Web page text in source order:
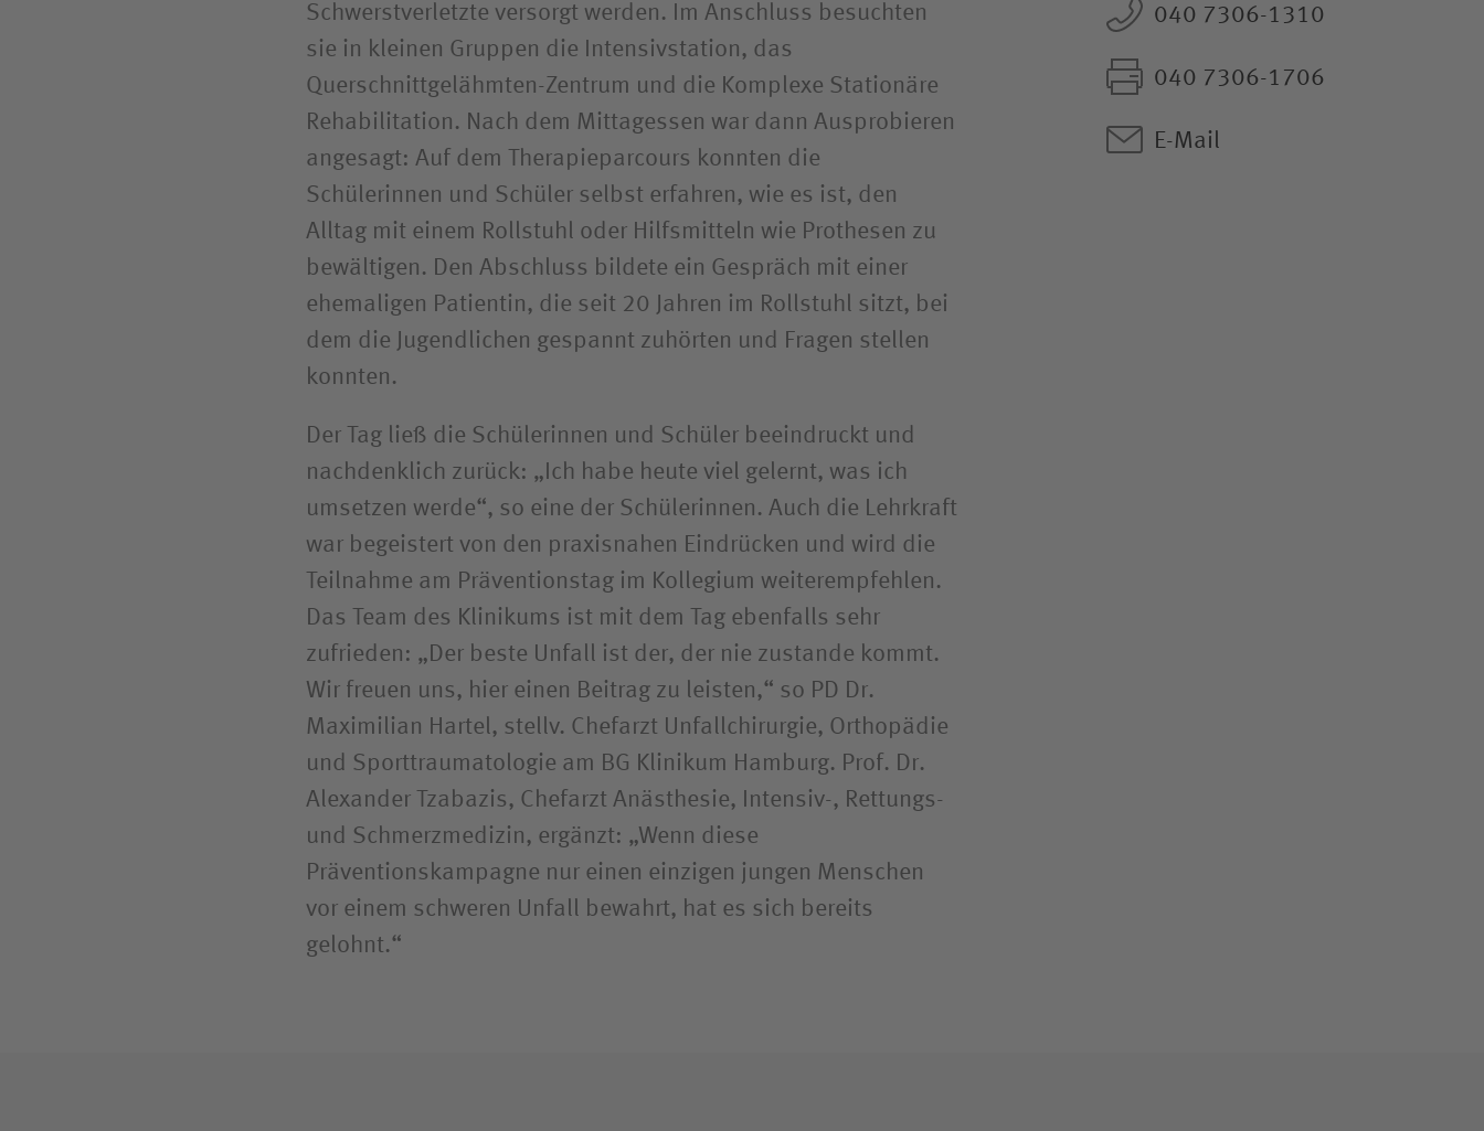
040 7306-1310
040 7306-1706
E-Mail
Schwerstverletzte versorgt werden. Im Anschluss besuchten
sie in kleinen Gruppen die Intensivstation, das
Querschnittgelähmten-Zentrum und die Komplexe Stationäre
Rehabilitation. Nach dem Mittagessen war dann Ausprobieren
angesagt: Auf dem Therapieparcours konnten die
Schülerinnen und Schüler selbst erfahren, wie es ist, den
Alltag mit einem Rollstuhl oder Hilfsmitteln wie Prothesen zu
bewältigen. Den Abschluss bildete ein Gespräch mit einer
ehemaligen Patientin, die seit 20 Jahren im Rollstuhl sitzt, bei
dem die Jugendlichen gespannt zuhörten und Fragen stellen
konnten.
Der Tag ließ die Schülerinnen und Schüler beeindruckt und
nachdenklich zurück: „Ich habe heute viel gelernt, was ich
umsetzen werde“, so eine der Schülerinnen. Auch die Lehrkraft
war begeistert von den praxisnahen Eindrücken und wird die
Teilnahme am Präventionstag im Kollegium weiterempfehlen.
Das Team des Klinikums ist mit dem Tag ebenfalls sehr
zufrieden: „Der beste Unfall ist der, der nie zustande kommt.
Wir freuen uns, hier einen Beitrag zu leisten,“ so PD Dr.
Maximilian Hartel, stellv. Chefarzt Unfallchirurgie, Orthopädie
und Sporttraumatologie am BG Klinikum Hamburg. Prof. Dr.
Alexander Tzabazis, Chefarzt Anästhesie, Intensiv-, Rettungs-
und Schmerzmedizin, ergänzt: „Wenn diese
Präventionskampagne nur einen einzigen jungen Menschen
vor einem schweren Unfall bewahrt, hat es sich bereits
gelohnt.“